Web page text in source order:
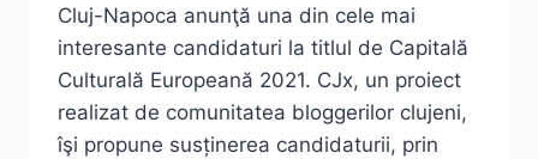
Cluj-Napoca anunţă una din cele mai
interesante candidaturi la titlul de Capitală
Culturală Europeană 2021. CJx, un proiect
realizat de comunitatea bloggerilor clujeni,
îşi propune susținerea candidaturii, prin